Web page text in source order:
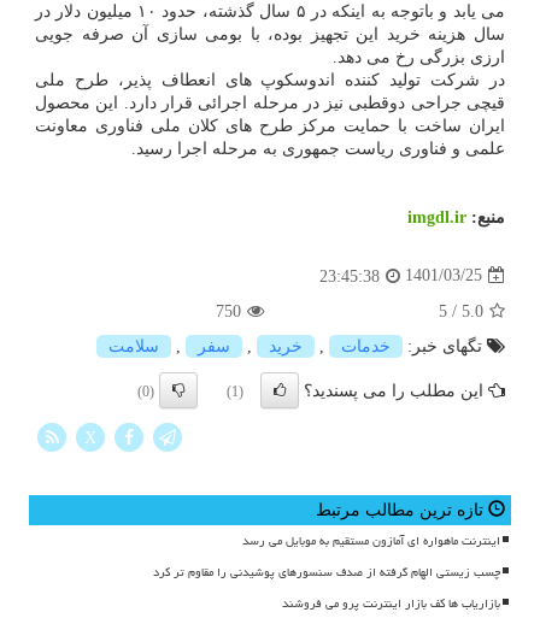
می یابد و باتوجه به اینکه در ۵ سال گذشته، حدود ۱۰ میلیون دلار در
سال هزینه خرید این تجهیز بوده، با بومی سازی آن صرفه جویی
ارزی بزرگی رخ می دهد.
در شرکت تولید کننده اندوسکوپ های انعطاف پذیر، طرح ملی
قیچی جراحی دوقطبی نیز در مرحله اجرائی قرار دارد. این محصول
ایران ساخت با حمایت مرکز طرح های کلان ملی فناوری معاونت
علمی و فناوری ریاست جمهوری به مرحله اجرا رسید.
منبع: imgdl.ir
1401/03/25
23:45:38
5.0
/
5
750
تگهای خبر:
خدمات , خرید , سفر , سلامت
این مطلب را می پسندید؟ (1)
(0)
X
تازه ترین مطالب مرتبط
اینترنت ماهواره ای آمازون مستقیم به موبایل می رسد
چسب زیستی الهام گرفته از صدف سنسورهای پوشیدنی را مقاوم تر کرد
بازاریاب ها کف بازار اینترنت پرو می فروشند